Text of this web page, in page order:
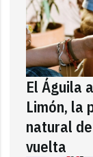
El Águila
Limón, la
natural
vuelta